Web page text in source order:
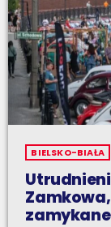
BIELSKO-BIAŁA
zamykane